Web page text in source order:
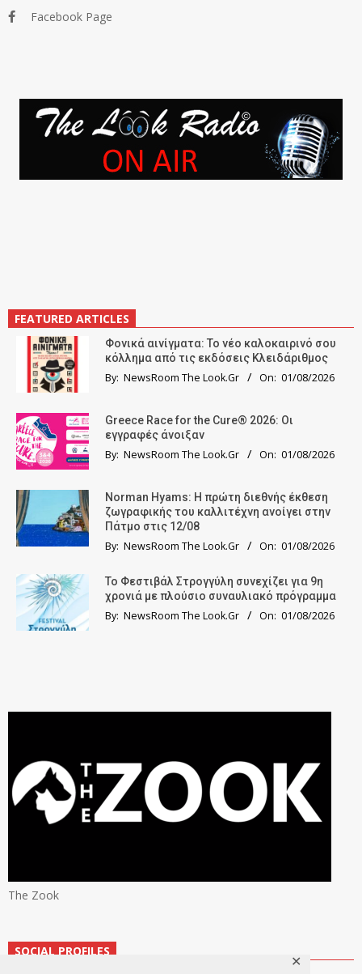
✕
Facebook Page
FEATURED ARTICLES
Φονικά αινίγματα: Το νέο καλοκαιρινό σου
κόλλημα από τις εκδόσεις Κλειδάριθμος
By: NewsRoom The Look.Gr On: 01/08/2026
Greece Race for the Cure® 2026: Οι
εγγραφές άνοιξαν
By: NewsRoom The Look.Gr On: 01/08/2026
Norman Hyams: Η πρώτη διεθνής έκθεση
ζωγραφικής του καλλιτέχνη ανοίγει στην
Πάτμο στις 12/08
By: NewsRoom The Look.Gr On: 01/08/2026
Το Φεστιβάλ Στρογγύλη συνεχίζει για 9η
χρονιά με πλούσιο συναυλιακό πρόγραμμα
By: NewsRoom The Look.Gr On: 01/08/2026
The Zook
SOCIAL PROFILES